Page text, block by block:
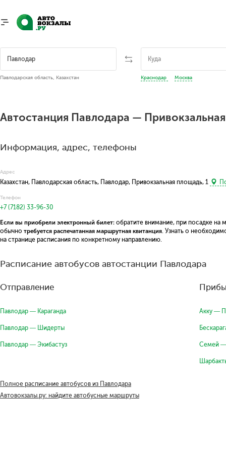
Павлодарская область, Казахстан Краснодар Москва
Автостанция Павлодара —
Информация, адрес, телефоны
Адрес
Казахстан, Павлодарская область, Павлодар, Привокзальная площадь, 1
Телефон
+7 (7182) 33-96-30
Если вы приобрели электронный билет: обратите внимание, при посадке
обычно требуется распечатанная маршрутная квитанция. Узнать о
на странице расписания по конкретному направлению.
Расписание автобусов автостанции Павлодара
Отправление
Павлодар — Караганда
Павлодар — Шидерты
Павлодар — Экибастуз
Акку —
Семей —
Полное расписание автобусов из Павлодара
Автовокзалы.ру: найдите автобусные маршруты